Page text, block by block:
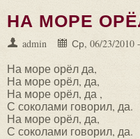
НА МОРЕ
admin Ср, 06/23/2010
На море орёл да,
На море орёл, да,
На море орёл, да ,
С соколами говорил, да.
На море орёл, да,
С соколами говорил, да.